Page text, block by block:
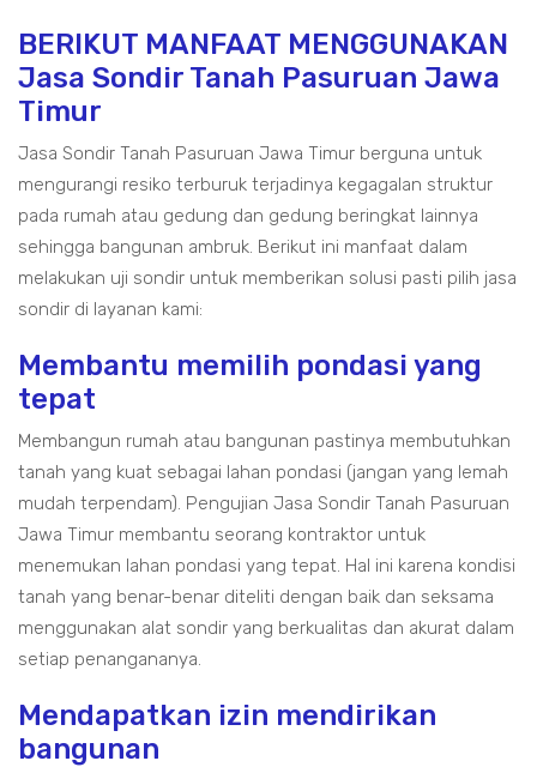
BERIKUT MANFAAT MENGGUNAKAN
Jasa Sondir Tanah Pasuruan Jawa
Timur
Jasa Sondir Tanah Pasuruan Jawa Timur berguna untuk
mengurangi resiko terburuk terjadinya kegagalan struktur
pada rumah atau gedung dan gedung beringkat lainnya
sehingga bangunan ambruk. Berikut ini manfaat dalam
melakukan uji sondir untuk memberikan solusi pasti pilih jasa
sondir di layanan kami:
Membantu memilih pondasi yang
tepat
Membangun rumah atau bangunan pastinya membutuhkan
tanah yang kuat sebagai lahan pondasi (jangan yang lemah
mudah terpendam). Pengujian Jasa Sondir Tanah Pasuruan
Jawa Timur membantu seorang kontraktor untuk
menemukan lahan pondasi yang tepat. Hal ini karena kondisi
tanah yang benar-benar diteliti dengan baik dan seksama
menggunakan alat sondir yang berkualitas dan akurat dalam
setiap penangananya.
Mendapatkan izin mendirikan
bangunan